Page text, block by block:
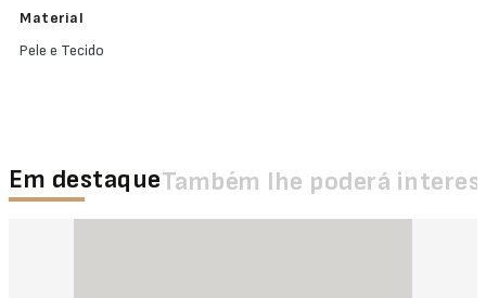
Material
Pele e Tecido
Em destaqueTambém lhe poderá